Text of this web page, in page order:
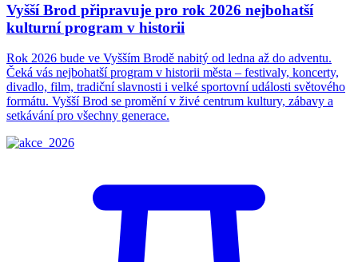
Vyšší Brod připravuje pro rok 2026 nejbohatší
kulturní program v historii
Rok 2026 bude ve Vyšším Brodě nabitý od ledna až do adventu.
Čeká vás nejbohatší program v historii města – festivaly, koncerty,
divadlo, film, tradiční slavnosti i velké sportovní události světového
formátu. Vyšší Brod se promění v živé centrum kultury, zábavy a
setkávání pro všechny generace.